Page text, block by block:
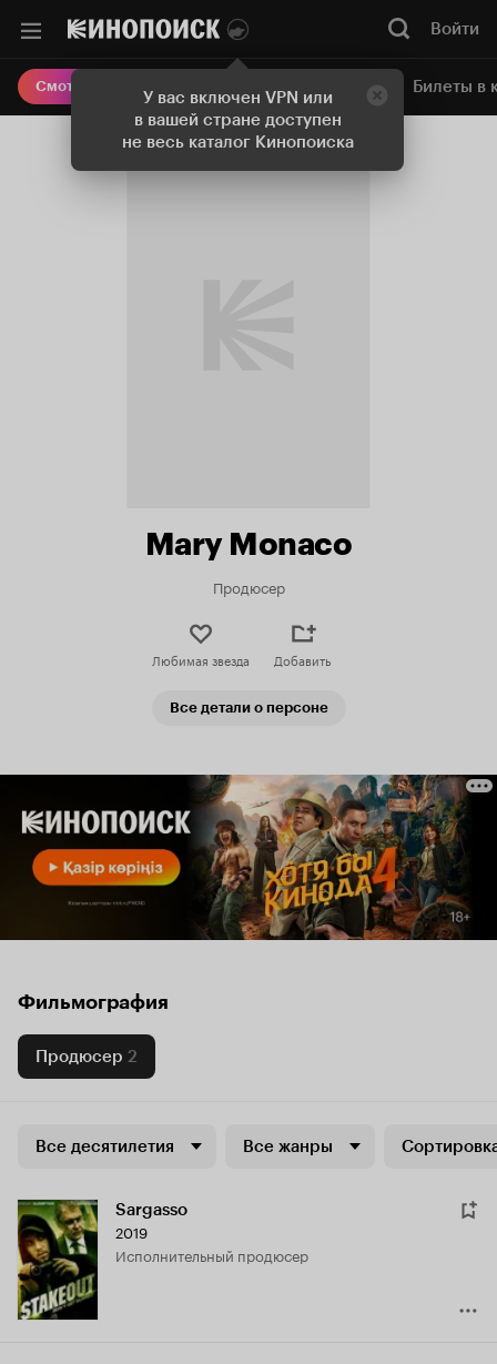
У вас включен VPN или
в вашей стране доступен
не весь каталог Кинопоиска
Войти
Смотреть кино Онлайн-кинотеатр Билеты в
Mary Monaco
Продюсер
Любимая звезда Добавить
Все детали о персоне
Фильмография
Продюсер 2
Все десятилетия Все жанры
Sargasso
2019
исполнительный продюсер